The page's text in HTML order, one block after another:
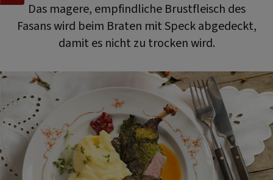
Das magere, empfindliche Brustfleisch des
Fasans wird beim Braten mit Speck abgedeckt,
damit es nicht zu trocken wird.